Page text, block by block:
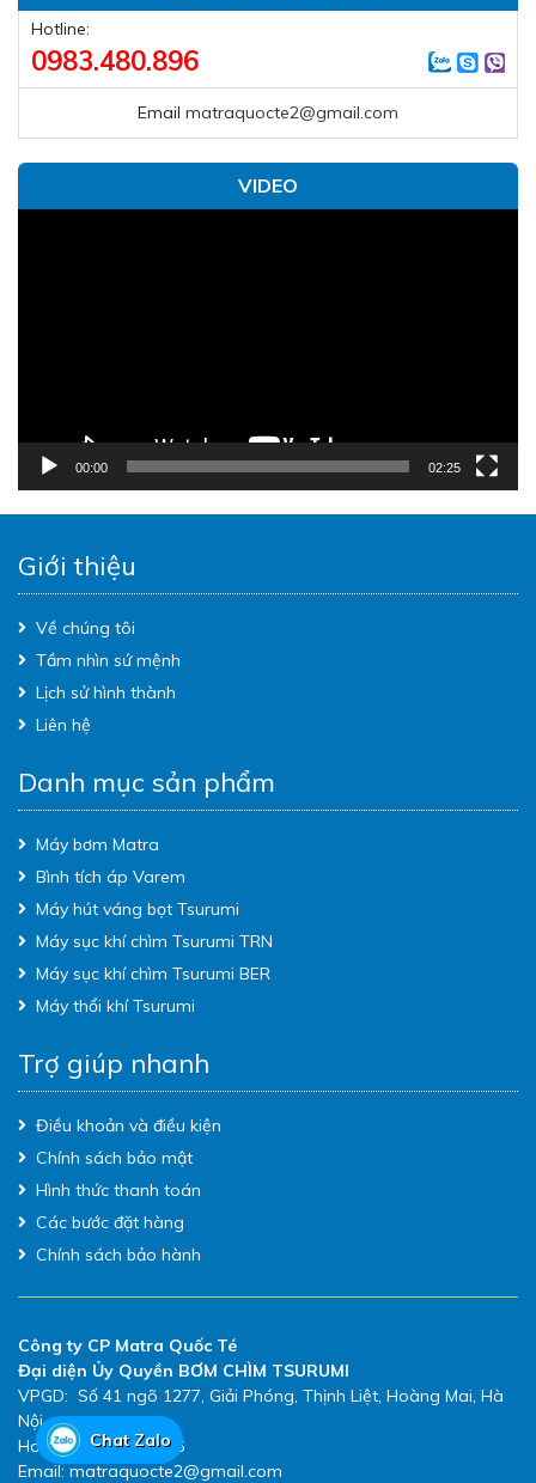
Hotline:
0983.480.896
Email matraquocte2@gmail.com
VIDEO
00:00 02:25
Giới thiệu
Về chúng tôi
Tầm nhìn sứ mệnh
Lịch sử hình thành
Liên hệ
Danh mục sản phẩm
Máy bơm Matra
Bình tích áp Varem
Máy hút váng bọt Tsurumi
Máy sục khí chìm Tsurumi TRN
Máy sục khí chìm Tsurumi BER
Máy thổi khí Tsurumi
Trợ giúp nhanh
Điều khoản và điều kiện
Chính sách bảo mật
Hình thức thanh toán
Các bước đặt hàng
Chính sách bảo hành
Công ty CP Matra Quốc Té
Đại diện Ủy Quyền BƠM CHÌM TSURUMI
VPGD: Số 41 ngõ 1277, Giải Phóng, Thịnh Liệt, Hoàng Mai, Hà
Nội
Hotline: 0983.480.896
Email: matraquocte2@gmail.com
Chat Zalo